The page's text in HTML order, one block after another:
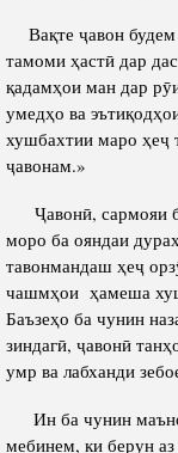
Вақте ҷавон
тамоми ҳастӣ дар
қадамҳои ман дар
умедҳо ва
хушбахтии маро ҳеҷ
ҷавонам.»
Ҷавонӣ, сармояи
моро ба ояндаи
тавонмандаш ҳеҷ
чашмҳои ҳамеша
Баъзеҳо ба чунин
зиндагӣ, ҷавонӣ
умр ва лабханди
Ин ба чунин
мебинем, ки берун